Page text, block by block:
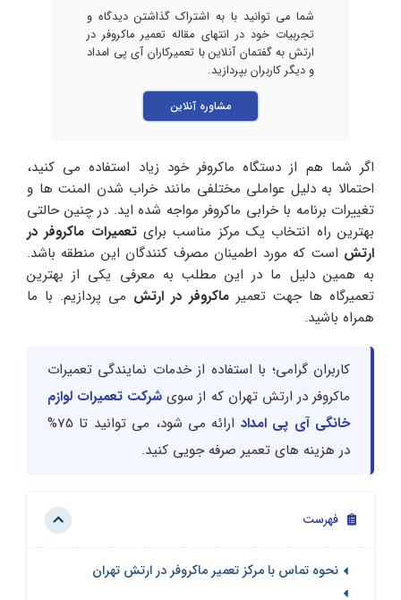
شما می توانید با به اشتراک گذاشتن دیدگاه و
تجربیات خود در انتهای مقاله تعمیر ماکروفر در
ارتش به گفتمان آنلاین با تعمیرکاران آی پی امداد
و دیگر کاربران بپردازید.
مشاوره آنلاین
اگر شما هم از دستگاه ماکروفر خود زیاد استفاده می کنید،
احتمالا به دلیل عواملی مختلفی مانند خراب شدن المنت ها و
تغییرات برنامه با خرابی ماکروفر مواجه شده اید. در چنین حالتی
بهترین راه انتخاب یک مرکز مناسب برایتعمیرات ماکروفر در
ارتش است که مورد اطمینان مصرف کنندگان این منطقه باشد.
به همین دلیل ما در این مطلب به معرفی یکی از بهترین
تعمیرگاه ها جهت تعمیر ماکروفر در ارتش می پردازیم. با ما
همراه باشید.
کاربران گرامی؛ با استفاده از خدمات نمایندگی تعمیرات
ماکروفر در ارتش تهران که از سوی شرکت تعمیرات لوازم
خانگی آی پی امداد
ارائه می شود، می توانید تا 75%
در هزینه های تعمیر صرفه جویی کنید.
فهرست
نحوه تماس با مرکز تعمیر ماکروفر در ارتش تهران